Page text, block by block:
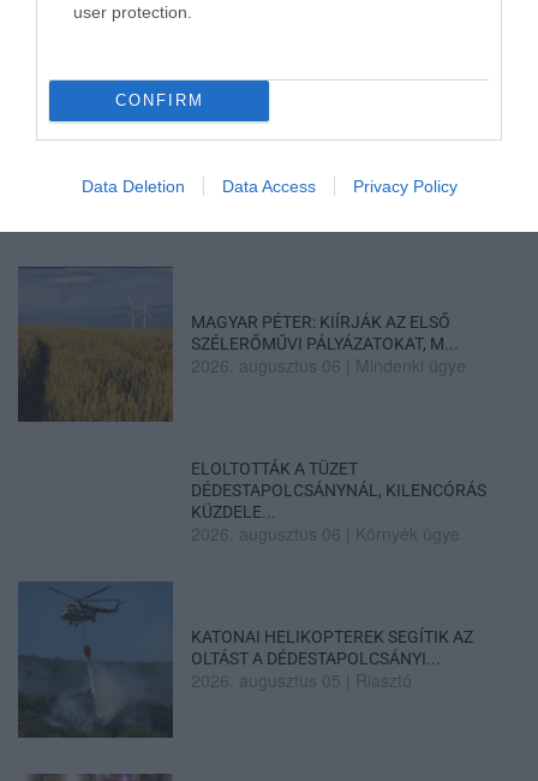
user protection.
CONFIRM
Data Deletion Data Access Privacy Policy
2026. augusztus 06
MAGYAR PÉTER: KIÍRJÁK AZ ELSŐ
SZÉLERŐMŰVI PÁLYÁZATOKAT, M...
2026. augusztus 06 Mindenki ügye
ELOLTOTTÁK A TÜZET
DÉDESTAPOLCSÁNYNÁL, KILENCÓRÁS
KÜZDELE...
2026. augusztus 06 Környék ügye
KATONAI HELIKOPTEREK SEGÍTIK AZ
OLTÁST A DÉDESTAPOLCSÁNYI...
2026. augusztus 05 Riasztó